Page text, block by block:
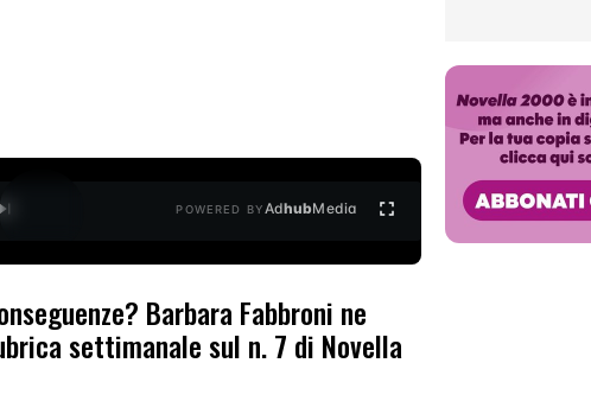
POWERED BYAdhubMedia
Barbara Fabbroni ne
settimanale sul n. 7 di Novella